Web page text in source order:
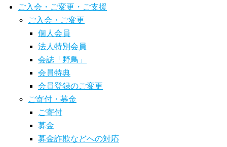
ご入会・ご変更・ご支援
ご入会・ご変更
個人会員
法人特別会員
会誌「野鳥」
会員特典
会員登録のご変更
ご寄付・募金
ご寄付
募金
募金詐欺などへの対応